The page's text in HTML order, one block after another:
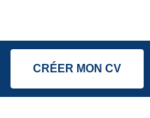
CRÉER MON CV